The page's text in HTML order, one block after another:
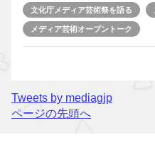
文化庁メディア芸術祭を語る
メディア芸術オープントーク
Tweets by mediagjp
ページの先頭へ